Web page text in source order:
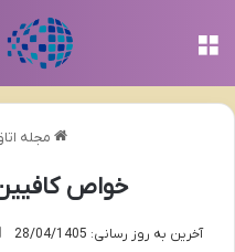
مجله
خواص
آخرین به روز رسانی: 28/04/1405